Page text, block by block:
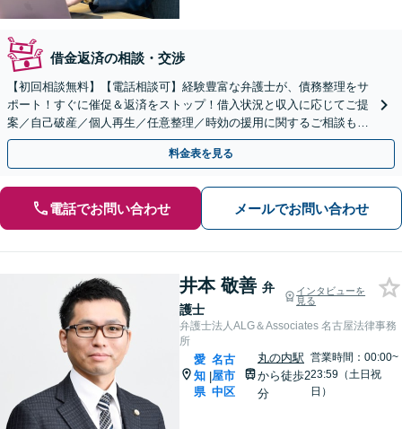
借金返済の相談・交渉
【初回相談無料】【電話相談可】経験豊富な弁護士が、債務整理をサ
ポート！すぐに催促＆返済をストップ！借入状況と収入に応じてご提
案／自己破産／個人再生／任意整理／時効の援用に関するご相談も可
能【完全個室】【浄心駅2分】【メール予約可】
料金表を見る
電話でお問い合わせ メールでお問い合わせ
井本 敬善 弁
護士
インタビューを
見る
弁護士法人ALG＆Associates 名古屋法律事務
所
愛
知
県
|
名古
屋市
中区
丸の内駅
から徒歩2
分
営業時間：00:00~
23:59（土日祝
日）